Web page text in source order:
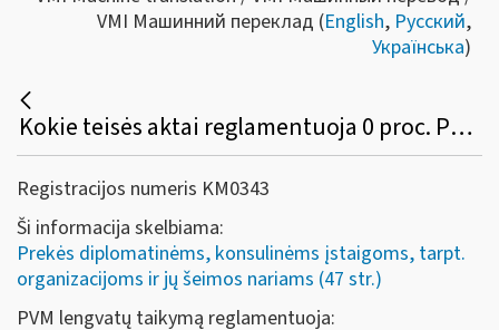
VMI Машинний переклад (English, Русский,
Українська)
Kokie teisės aktai reglamentuoja 0 proc. PVM tarifo taikymą diplomatinėms atstovybėms, konsulinėms įstaigoms ir tarptautinėms organizacijoms ar jų atstovybėms, taip pat šių atstovybių ir įstaigų nariams ir jų šeimų nariams?
Registracijos numeris KM0343
Ši informacija skelbiama:
Prekės diplomatinėms, konsulinėms įstaigoms, tarpt.
organizacijoms ir jų šeimos nariams (47 str.)
PVM lengvatų taikymą reglamentuoja: